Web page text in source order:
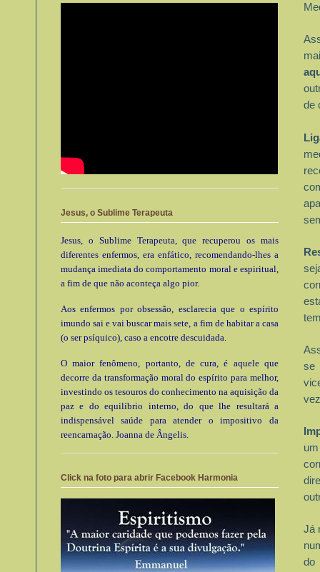
de
se
Já
do
Jesus, o Sublime Terapeuta
Jesus, o Sublime Terapeuta, que recuperou os mais
diferentes enfermos, era enfático, recomendando-lhes a
mudança imediata do comportamento moral e espiritual,
a fim de que não aconteça algo pior.
Aos enfermos por obsessão, esclarecia que o espírito
imundo sai e vai buscar mais sete, a fim de habitar a casa
(o ser psíquico), caso a encotre descuidada.
O maior fenômeno, portanto, de cura, é aquele que
decorre da transformação moral do espírito para melhor,
investindo os tesouros do conhecimento na aquisição da
paz e do equilíbrio interno, do que lhe resultará a
indispensável saúde para atender o impositivo da
reencarnação. Joanna de Ângelis.
Click na foto para abrir Facebook Harmonia